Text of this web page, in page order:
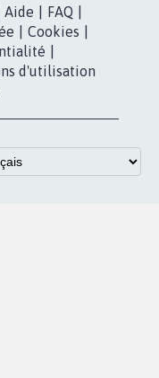
Aide FAQ
Cookies
d'utilisation